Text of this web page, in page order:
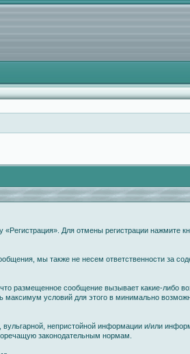
Для отмены регистрации нажмите
мы также не несем ответственности за
размещенное сообщение вызывает какие-либо
максимум условий для этого в минимально
непристойной информации и/или
законодательным нормам.